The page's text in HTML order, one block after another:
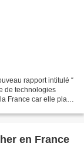
rapport intitulé “
de technologies
France car elle place
en France